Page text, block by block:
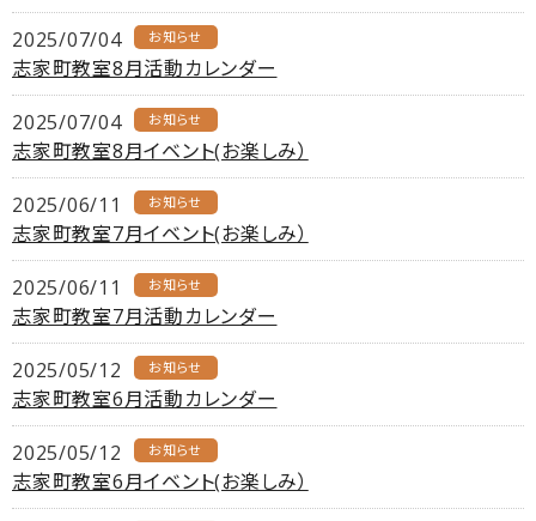
2025/07/04 お知らせ
志家町教室8月活動カレンダー
2025/07/04 お知らせ
志家町教室8月イベント(お楽しみ）
2025/06/11 お知らせ
志家町教室7月イベント(お楽しみ）
2025/06/11 お知らせ
志家町教室7月活動カレンダー
2025/05/12 お知らせ
志家町教室6月活動カレンダー
2025/05/12 お知らせ
志家町教室6月イベント(お楽しみ）